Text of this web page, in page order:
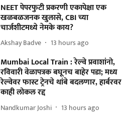
NEET पेपरफुटी प्रकरणी एकापेक्षा एक
खळबळजनक खुलासे, CBI च्या
चार्जशीटमध्ये नेमके काय?
Akshay Badve 13 hours ago
Mumbai Local Train : रेल्वे प्रवाशांनो,
रविवारी वेळापत्रक बघूनच बाहेर पडा; मध्य
रेल्वेवर फास्ट ट्रेनचे थांबे बदलणार, हार्बरवर
काही लोकल रद्द
Nandkumar Joshi 13 hours ago